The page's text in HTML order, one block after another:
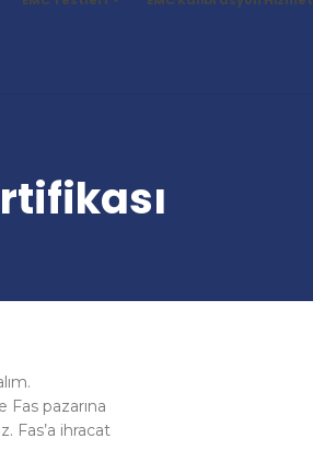
pazarına
Fas’a ihracat